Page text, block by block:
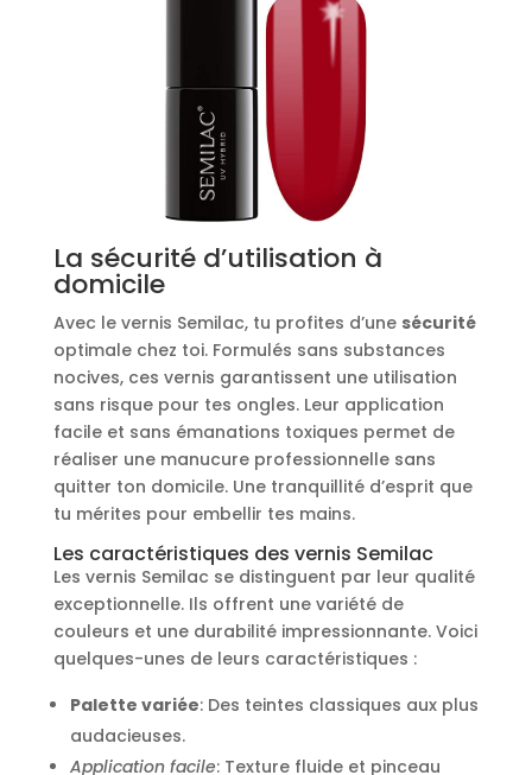
La sécurité d’utilisation à
domicile
Avec le vernis Semilac, tu profites d’une sécurité
optimale chez toi. Formulés sans substances
nocives, ces vernis garantissent une utilisation
sans risque pour tes ongles. Leur application
facile et sans émanations toxiques permet de
réaliser une manucure professionnelle sans
quitter ton domicile. Une tranquillité d’esprit que
tu mérites pour embellir tes mains.
Les caractéristiques des vernis Semilac
Les vernis Semilac se distinguent par leur qualité
exceptionnelle. Ils offrent une variété de
couleurs et une durabilité impressionnante. Voici
quelques-unes de leurs caractéristiques :
Palette variée: Des teintes classiques aux plus
audacieuses.
Application facile: Texture fluide et pinceau